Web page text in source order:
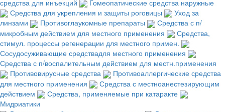
средства для инъекций
Гомеопатические средства наружные
Средства для укрепления и защиты роговицы
Уход за
линзами
Противоглаукомные препараты
Средства с п/
микробным действием для местного применения
Средства,
стимул. процессы регенерации для местного примен.
Сосудосуживающие средствадля местного применения
Средства с п/воспалительным действием для местн.применения
Противовирусные средства
Противоаллергические средства
для местного применения
Средства с местноанестезирующим
действием
Средства, применяемые при катаракте
Мидриатики